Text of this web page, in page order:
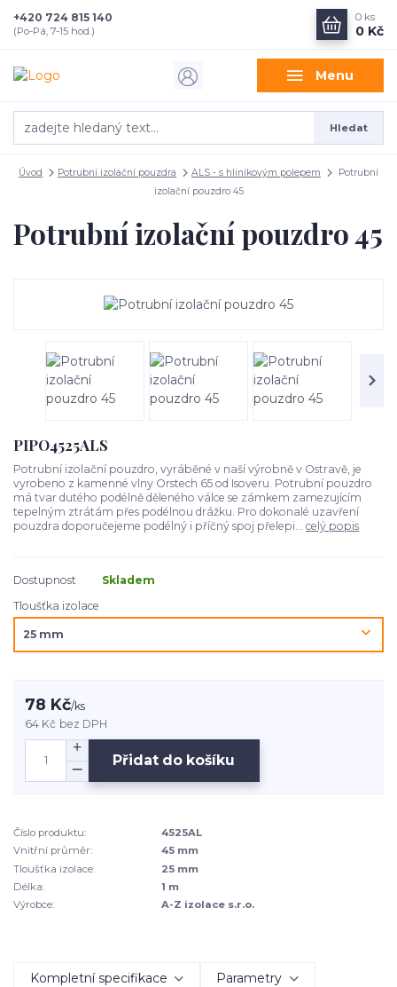
Menu
Hledat
+420 724 815 140
(Po-Pá, 7-15 hod.)
0 ks
0 Kč
Úvod Potrubní izolační pouzdra ALS - s hliníkovým polepem
Potrubní
izolační pouzdro 45
Potrubní izolační pouzdro 45
PIPO4525ALS
Potrubní izolační pouzdro, vyráběné v naší výrobně v Ostravě, je
vyrobeno z kamenné vlny Orstech 65 od Isoveru. Potrubní pouzdro
má tvar dutého podélně děleného válce se zámkem zamezujícím
tepelným ztrátám přes podélnou drážku. Pro dokonalé uzavření
pouzdra doporučejeme podélný i příčný spoj přelepi... celý popis
Dostupnost
Skladem
Tloušťka izolace
78 Kč/ks
64 Kč bez DPH
Přidat do košíku
Číslo produktu:
4525AL
Vnitřní průměr:
45 mm
Tloušťka izolace:
25 mm
Délka:
1 m
Výrobce:
A-Z izolace s.r.o.
Kompletní specifikace Parametry